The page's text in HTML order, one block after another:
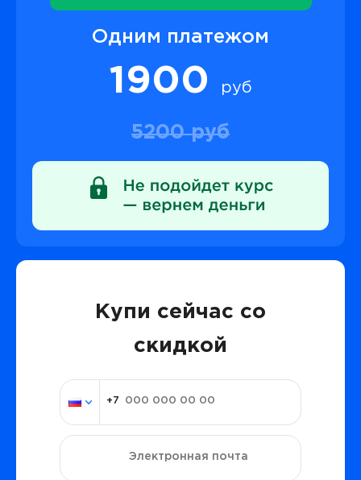
Одним платежом
1900 руб
5200 руб
Купи сейчас со
скидкой